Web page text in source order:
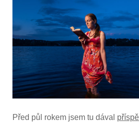
Před půl rokem jsem tu dával